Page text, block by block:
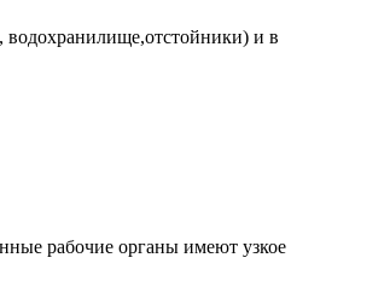
водохранилище,отстойники) и в
рабочие органы имеют узкое